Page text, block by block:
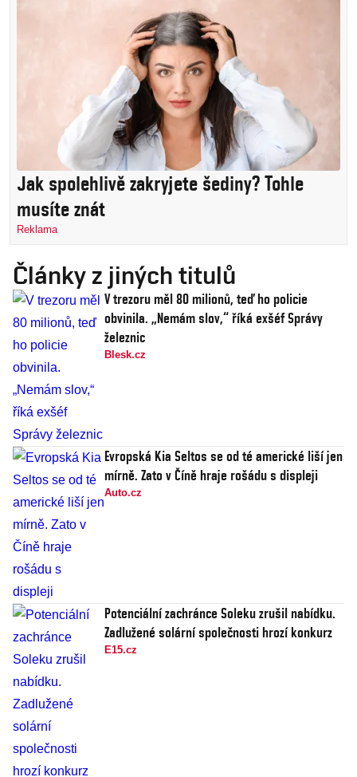
Jak spolehlivě zakryjete šediny? Tohle
musíte znát
Reklama
Články z jiných titulů
V trezoru měl 80 milionů, teď ho policie
obvinila. „Nemám slov,“ říká exšéf Správy
železnic
Blesk.cz
Evropská Kia Seltos se od té americké liší jen
mírně. Zato v Číně hraje rošádu s displeji
Auto.cz
Potenciální zachránce Soleku zrušil nabídku.
Zadlužené solární společnosti hrozí konkurz
E15.cz